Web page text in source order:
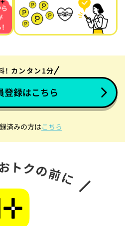
! カンタン1分
登録はこちら
済みの方はこちら